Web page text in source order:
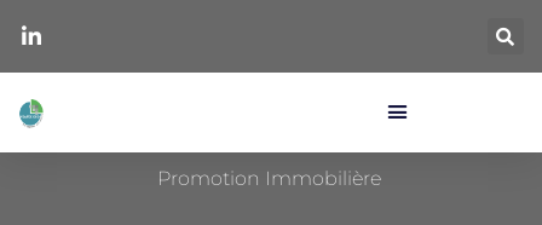
Promotion Immobilière